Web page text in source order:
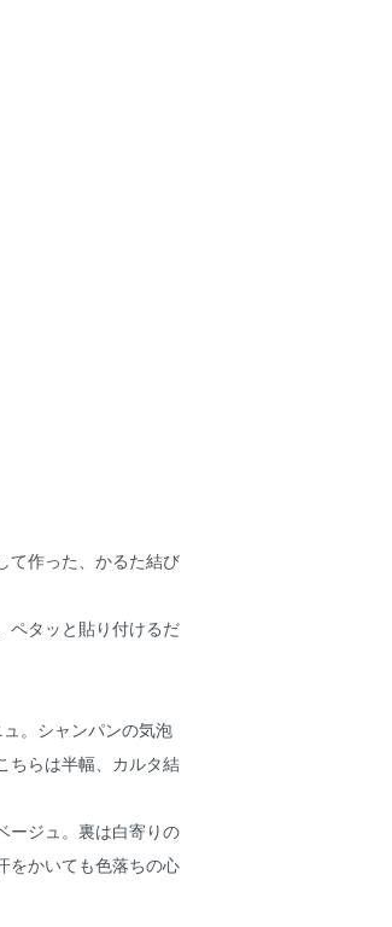
て作った、かるた結び
ペタッと貼り付けるだ
。シャンパンの気泡
ちらは半幅、カルタ結
ージュ。裏は白寄りの
をかいても色落ちの心